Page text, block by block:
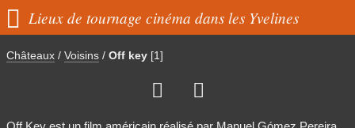
 Lieux de tournage cinéma dans les Yvelines
Châteaux / Voisins / Off key [1]
 